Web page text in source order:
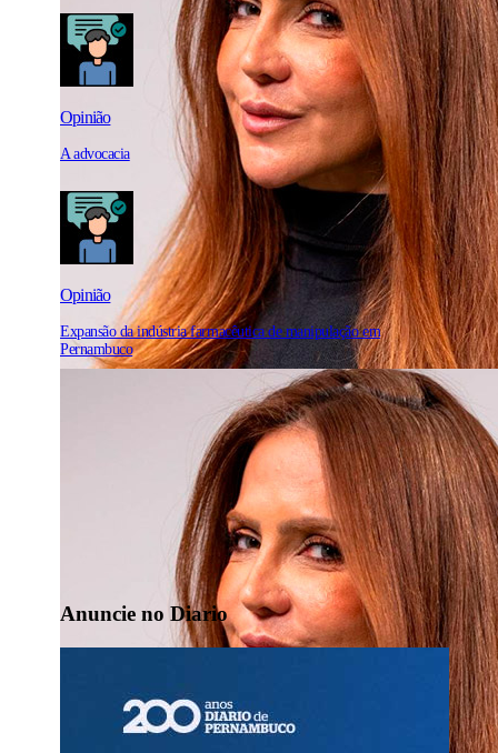
com Renata Bezerra de Melo
Mendonça: "Não atrapalha em nada"
Opinião
A advocacia
Opinião
Expansão da indústria farmacêutica de manipulação em
Pernambuco
Anuncie no Diario